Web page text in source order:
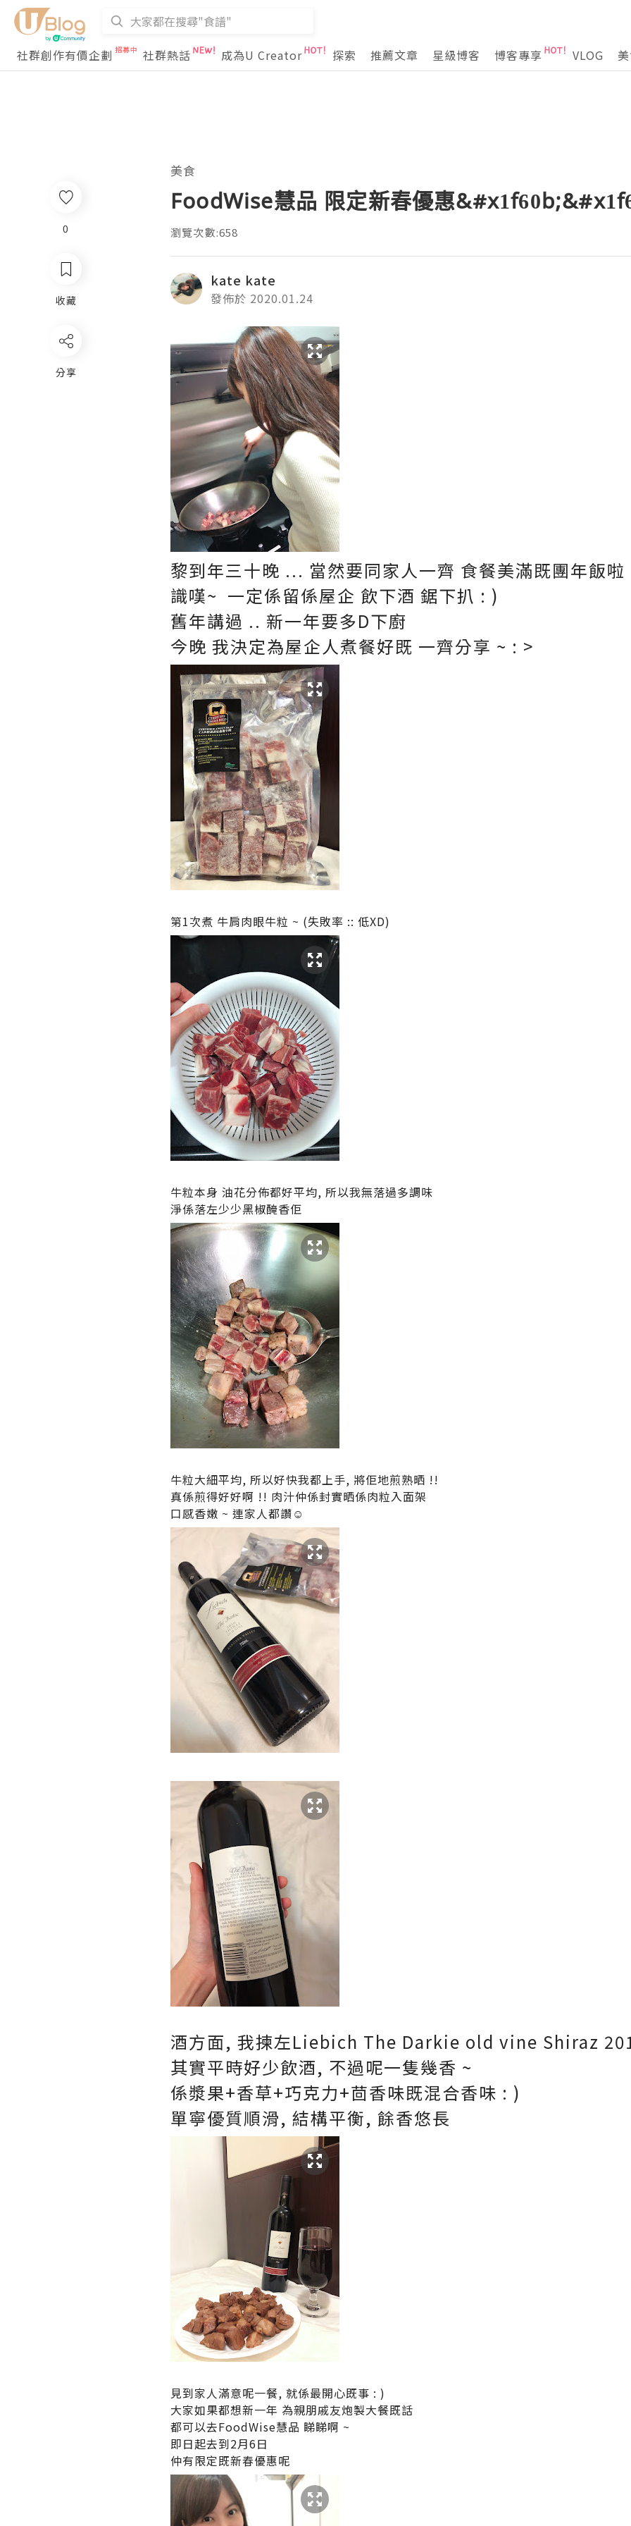
社群創作有價企劃 社群熱話 成為U Creator 探索 推薦文章 星級博客 博客專享 VLOG
0
收藏
分享
美食
FoodWise慧品 限定新春優惠
瀏覽次數:658
kate kate
發佈於 2020.01.24
黎到年三十晚 ... 當然要同家人一齊 食餐美滿既團年飯
識嘆~ 一定係留係屋企 飲下酒 鋸下扒 : )
舊年講過 .. 新一年要多D下廚
今晚 我決定為屋企人煮餐好既 一齊分享 ~ : >
第1次煮 牛肩肉眼牛粒 ~ (失敗率 :: 低XD)
牛粒本身 油花分佈都好平均, 所以我無落過多調味
淨係落左少少黑椒醃香佢
牛粒大細平均, 所以好快我都上手, 將佢地煎熟晒 !!
真係煎得好好啊 !! 肉汁仲係封實晒係肉粒入面架
口感香嫩 ~ 連家人都讚☺️
酒方面, 我揀左Liebich The Darkie old vine Shiraz
其實平時好少飲酒, 不過呢一隻幾香 ~
係漿果+香草+巧克力+茴香味既混合香味 : )
單寧優質順滑, 結構平衡, 餘香悠長
見到家人滿意呢一餐, 就係最開心既事 : )
大家如果都想新一年 為親朋戚友炮製大餐既話
都可以去FoodWise慧品 睇睇啊 ~
即日起去到2月6日
仲有限定既新春優惠呢